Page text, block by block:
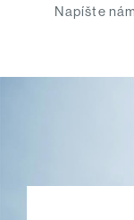
Napíšte